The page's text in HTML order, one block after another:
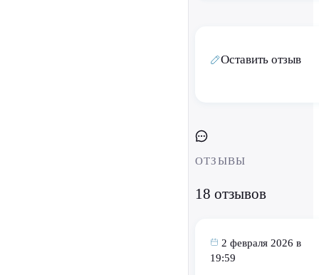
Оставить отзыв
ОТЗЫВЫ
18 отзывов
2 февраля 2026 в
19:59